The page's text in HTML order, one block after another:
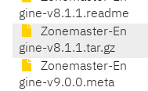
gine-v8.1.1.readme
Zonemaster-En
gine-v8.1.1.tar.gz
Zonemaster-En
gine-v9.0.0.meta